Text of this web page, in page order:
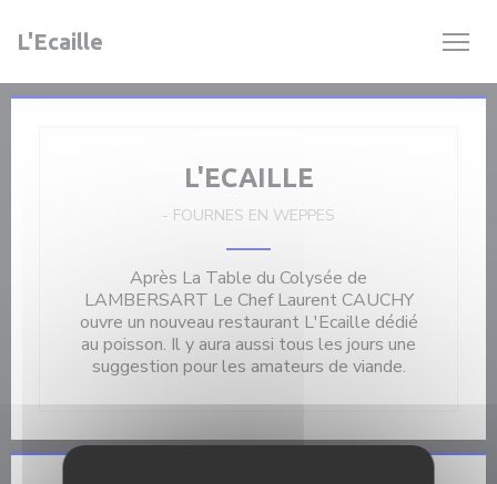
L'Ecaille
L'ECAILLE
- FOURNES EN WEPPES
Après La Table du Colysée de
LAMBERSART Le Chef Laurent CAUCHY
ouvre un nouveau restaurant L'Ecaille dédié
au poisson. Il y aura aussi tous les jours une
suggestion pour les amateurs de viande.